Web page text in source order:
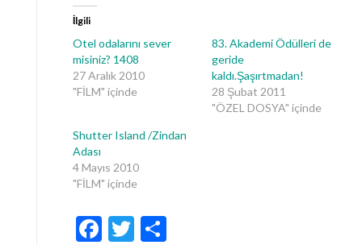
İlgili
Otel odalarını sever
misiniz? 1408
27 Aralık 2010
"FİLM" içinde
83. Akademi Ödülleri de
geride
kaldı.Şaşırtmadan!
28 Şubat 2011
"ÖZEL DOSYA" içinde
Shutter Island /Zindan
Adası
4 Mayıs 2010
"FİLM" içinde
Facebook
Twitter